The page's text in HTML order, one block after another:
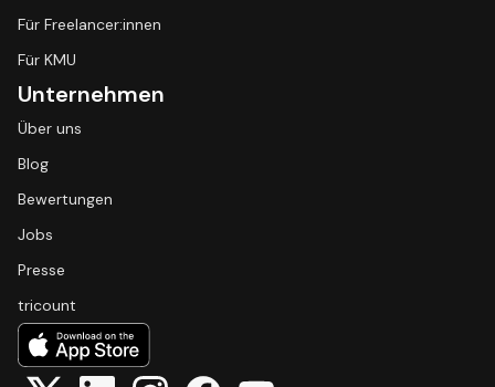
Für Freelancer:innen
Für KMU
Unternehmen
Über uns
Blog
Bewertungen
Jobs
Presse
tricount